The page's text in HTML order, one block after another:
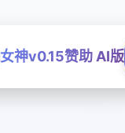
女神v0.15赞助 AI版